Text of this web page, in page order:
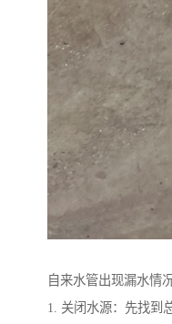
自来水管出现漏水情
1. 关闭水源：先找到